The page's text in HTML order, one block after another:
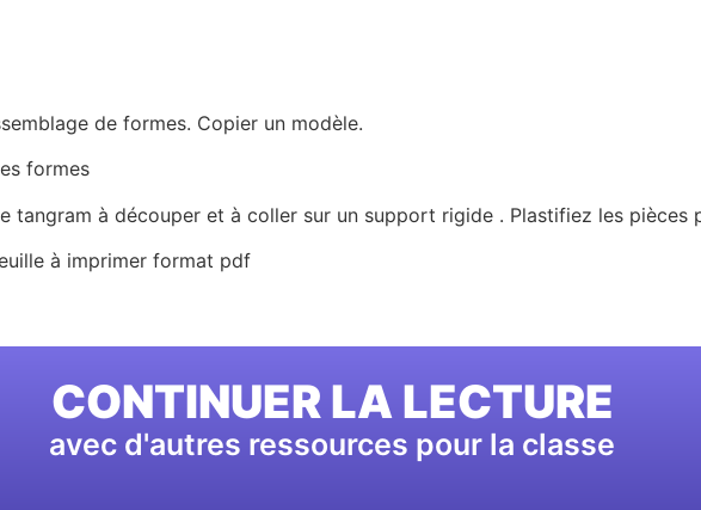
de formes. Copier un modèle.
formes
tangram à découper et à coller sur un support rigide . Plastifiez les pièces
à imprimer format pdf
CONTINUER LA LECTURE
avec d'autres ressources pour la classe